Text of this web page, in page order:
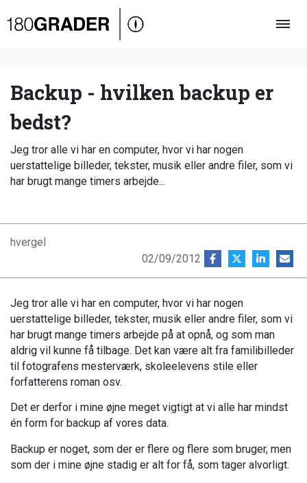
Oversigt
Debat
Video
Podcast
Backup - hvilken backup er
bedst?
Jeg tror alle vi har en computer, hvor vi har nogen
uerstattelige billeder, tekster, musik eller andre filer, som vi
har brugt mange timers arbejde...
hvergel
02/09/2012
Jeg tror alle vi har en computer, hvor vi har nogen
uerstattelige billeder, tekster, musik eller andre filer, som vi
har brugt mange timers arbejde på at opnå, og som man
aldrig vil kunne få tilbage. Det kan være alt fra familibilleder
til fotografens mesterværk, skoleelevens stile eller
forfatterens roman osv.
Det er derfor i mine øjne meget vigtigt at vi alle har mindst
én form for backup af vores data.
Backup er noget, som der er flere og flere som bruger, men
som der i mine øjne stadig er alt for få, som tager alvorligt.